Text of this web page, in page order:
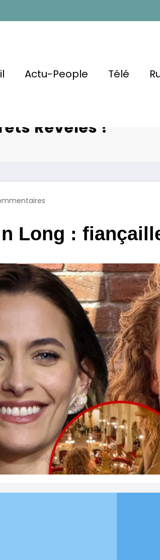
Actu-People Télé
:
Révélés !
Long :